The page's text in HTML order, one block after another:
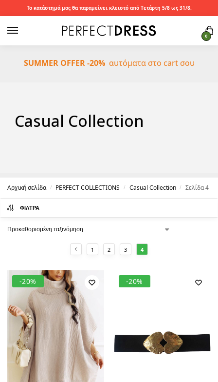
Το κατάστημά μας θα παραμείνει κλειστό από Τετάρτη 5/8 ως 31/8.
0
SUMMER OFFER -20%αυτόματα στο cart σου
Casual Collection
Αρχική σελίδα / PERFECT COLLECTIONS / Casual Collection / Σελίδα 4
ΦΊΛΤΡΑ
1 2 3 4
-20% -20%